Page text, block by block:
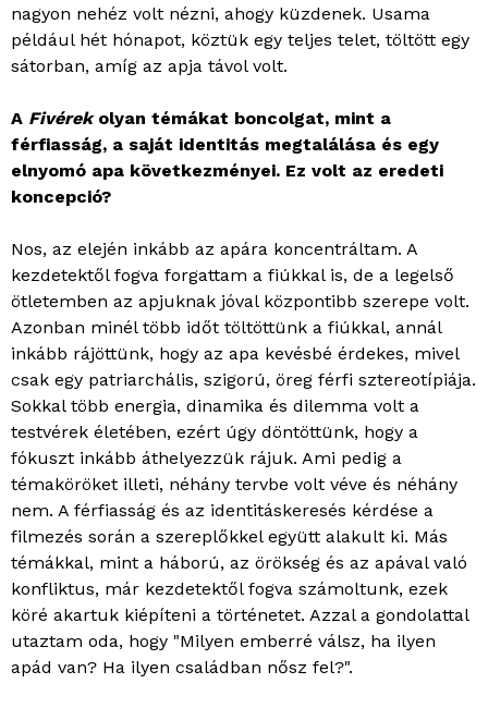
nagyon nehéz volt nézni, ahogy küzdenek. Usama
például hét hónapot, köztük egy teljes telet, töltött egy
sátorban, amíg az apja távol volt.
A Fivérekolyan témákat boncolgat, mint a
férfiasság, a saját identitás megtalálása és egy
elnyomó apa következményei. Ez volt az eredeti
koncepció?
Nos, az elején inkább az apára koncentráltam. A
kezdetektől fogva forgattam a fiúkkal is, de a legelső
ötletemben az apjuknak jóval központibb szerepe volt.
Azonban minél több időt töltöttünk a fiúkkal, annál
inkább rájöttünk, hogy az apa kevésbé érdekes, mivel
csak egy patriarchális, szigorú, öreg férfi sztereotípiája.
Sokkal több energia, dinamika és dilemma volt a
testvérek életében, ezért úgy döntöttünk, hogy a
fókuszt inkább áthelyezzük rájuk. Ami pedig a
témaköröket illeti, néhány tervbe volt véve és néhány
nem. A férfiasság és az identitáskeresés kérdése a
filmezés során a szereplőkkel együtt alakult ki. Más
témákkal, mint a háború, az örökség és az apával való
konfliktus, már kezdetektől fogva számoltunk, ezek
köré akartuk kiépíteni a történetet. Azzal a gondolattal
utaztam oda, hogy "Milyen emberré válsz, ha ilyen
apád van? Ha ilyen családban nősz fel?".